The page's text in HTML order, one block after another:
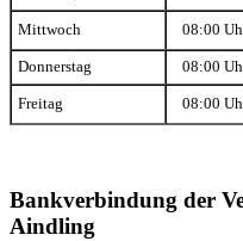
Mittwoch 08:00
Donnerstag 08:00
Freitag 08:00
Bankverbindung der
Aindling